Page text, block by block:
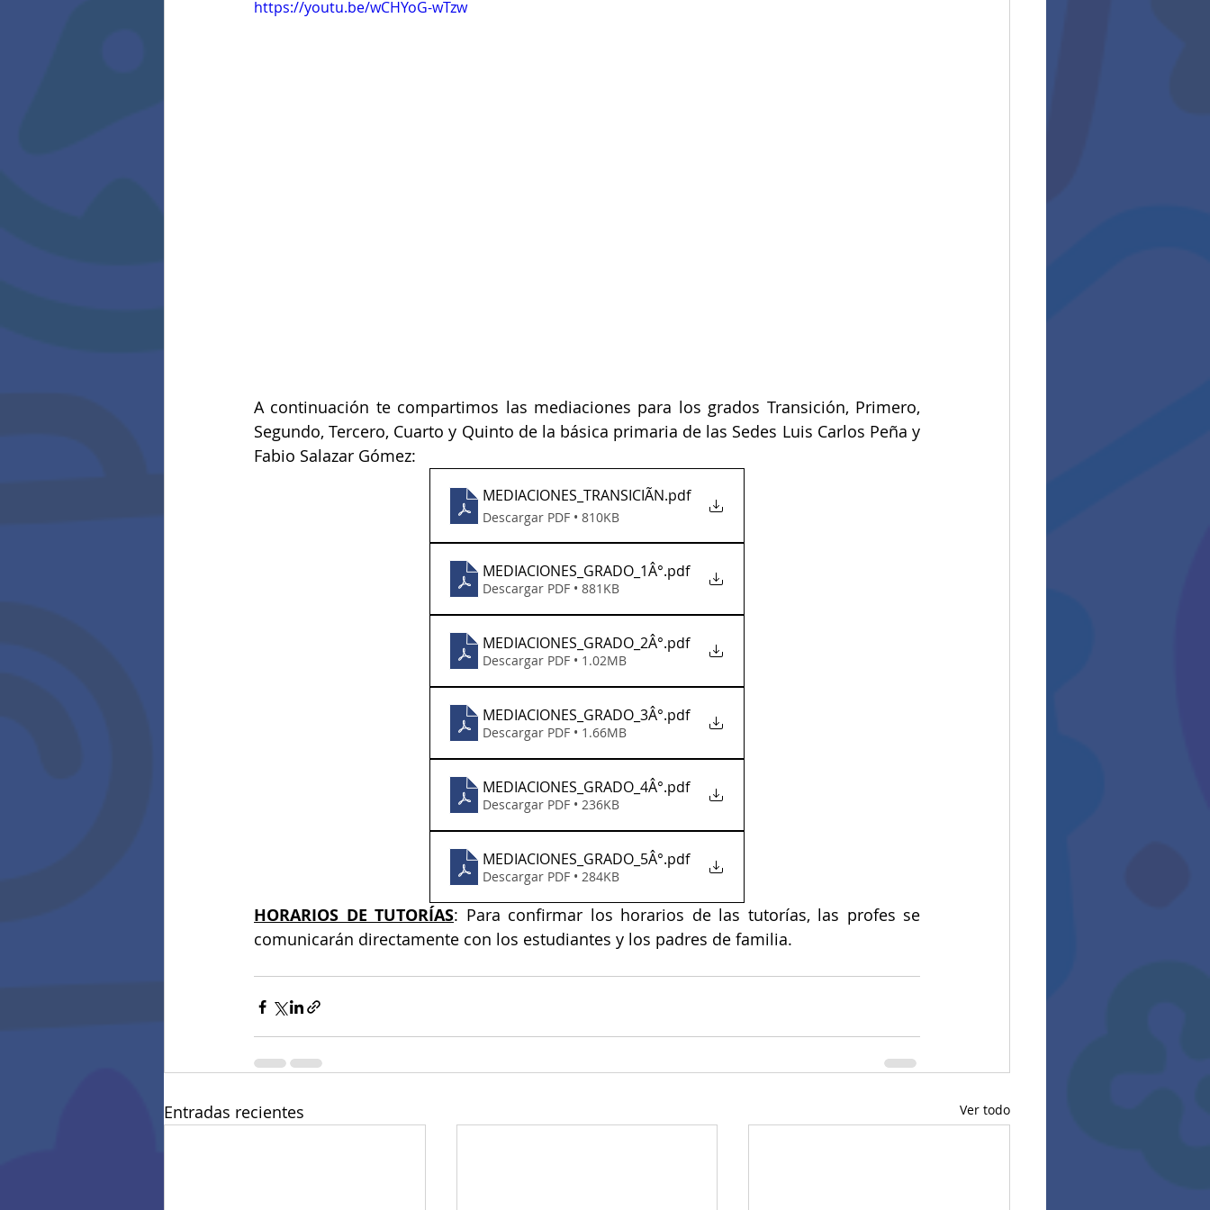
https://youtu.be/wCHYoG-wTzw
A continuación te compartimos las mediaciones para los grados Transición, Primero,
Segundo, Tercero, Cuarto y Quinto de la básica primaria de las Sedes Luis Carlos Peña y
Fabio Salazar Gómez:
MEDIACIONES_TRANSICIÃN.pdf
Descargar PDF • 810KB
MEDIACIONES_GRADO_1Â°.pdf
Descargar PDF • 881KB
MEDIACIONES_GRADO_2Â°.pdf
Descargar PDF • 1.02MB
MEDIACIONES_GRADO_3Â°.pdf
Descargar PDF • 1.66MB
MEDIACIONES_GRADO_4Â°.pdf
Descargar PDF • 236KB
MEDIACIONES_GRADO_5Â°.pdf
Descargar PDF • 284KB
HORARIOS DE TUTORÍAS: Para confirmar los horarios de las tutorías, las profes se
comunicarán directamente con los estudiantes y los padres de familia.
Entradas recientes Ver todo